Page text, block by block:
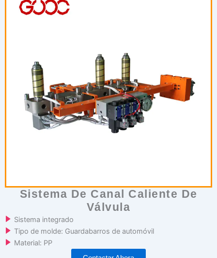
Sistema De Canal Caliente De
Válvula
Sistema integrado
Tipo de molde: Guardabarros de automóvil
Material: PP